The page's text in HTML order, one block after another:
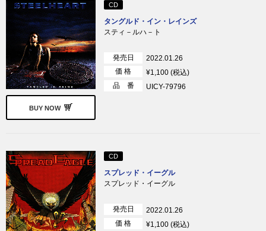
BUY NOW
CD
タングルド・イン・レインズ
スティ－ルハ－ト
発売日
2022.01.26
価 格
¥1,100 (税込)
品 番
UICY-79796
CD
スプレッド・イーグル
スプレッド・イーグル
発売日
2022.01.26
価 格
¥1,100 (税込)